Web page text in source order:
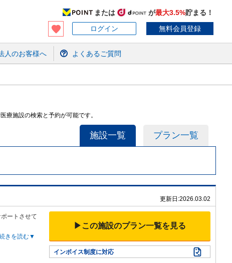
または が最大3.5%貯まる！
ログイン
無料会員登録
人のお客様へ よくあるご質問
療施設の検索と予約が可能です。
施設一覧 プラン一覧
更新日:2026.03.02
ートさせて
きを読む▼
▶この施設のプラン一覧を見る
インボイス制度に対応